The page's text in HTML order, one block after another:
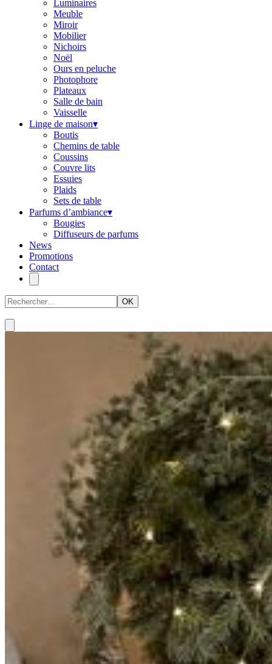
Luminaires
Meuble
Miroir
Mobilier
Nichoirs
Noël
Ours en peluche
Photophore
Plateaux
Salle de bain
Vaisselle
Linge de maison▾
Boutis
Chemins de table
Coussins
Couvre lits
Essuies
Plaids
Sets de table
Parfums d’ambiance▾
Bougies
Diffuseurs de parfums
News
Promotions
Contact
OK